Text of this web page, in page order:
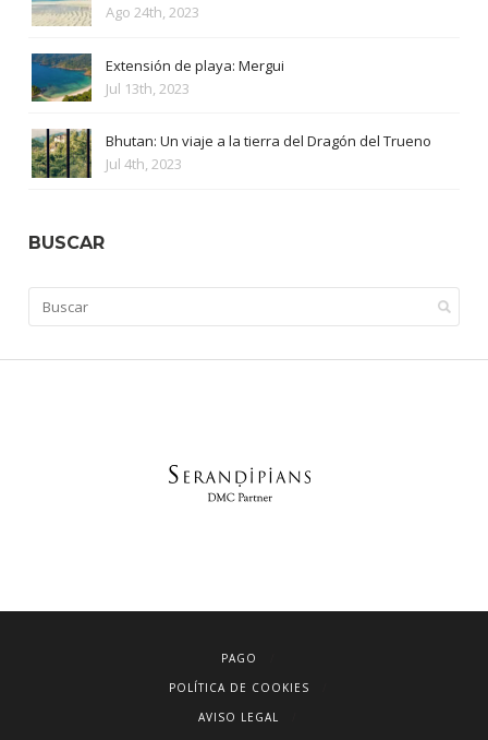
Ago 24th, 2023
Extensión de playa: Mergui
Jul 13th, 2023
Bhutan: Un viaje a la tierra del Dragón del Trueno
Jul 4th, 2023
BUSCAR
PAGO
POLÍTICA DE COOKIES
AVISO LEGAL